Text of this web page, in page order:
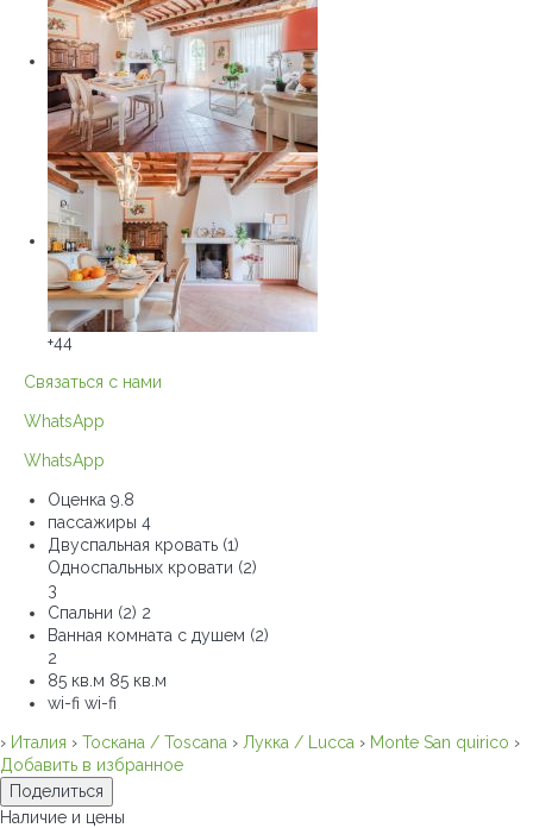
+44
Связаться с нами
WhatsApp
WhatsApp
Оценка 9.8
пассажиры 4
Двуспальная кровать (1)
Односпальных кровати (2)
3
Спальни (2) 2
Ванная комната с душем (2)
2
85 кв.м 85 кв.м
wi-fi wi-fi
› Италия › Тоскана / Toscana › Лукка / Lucca › Monte San quirico ›
Добавить в избранное
Поделиться
Наличие и цены